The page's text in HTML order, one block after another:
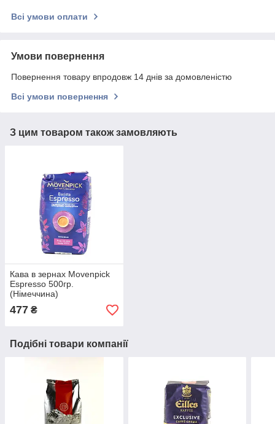
Всі умови оплати
Умови повернення
Повернення товару впродовж 14 днів за домовленістю
Всі умови повернення
З цим товаром також замовляють
Кава в зернах Movenpick
Espresso 500гр.
(Німеччина)
477 ₴
Подібні товари компанії